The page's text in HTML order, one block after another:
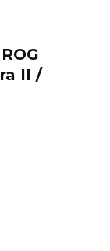
II /